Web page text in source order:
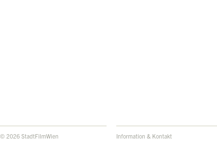
© 2026 StadtFilmWien Information & Kontakt